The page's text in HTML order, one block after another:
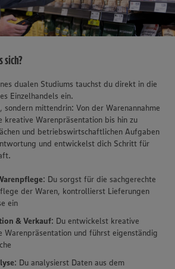
sich?
dualen Studiums tauchst du direkt in die
Einzelhandels ein.
sondern mittendrin: Von der Warenannahme
Warenpräsentation bis hin zu
und betriebswirtschaftlichen Aufgaben
und entwickelst dich Schritt für
: Du sorgst für die sachgerechte
der Waren, kontrollierst Lieferungen
ein
& Verkauf: Du entwickelst kreative
Warenpräsentation und führst eigenständig
: Du analysierst Daten aus dem